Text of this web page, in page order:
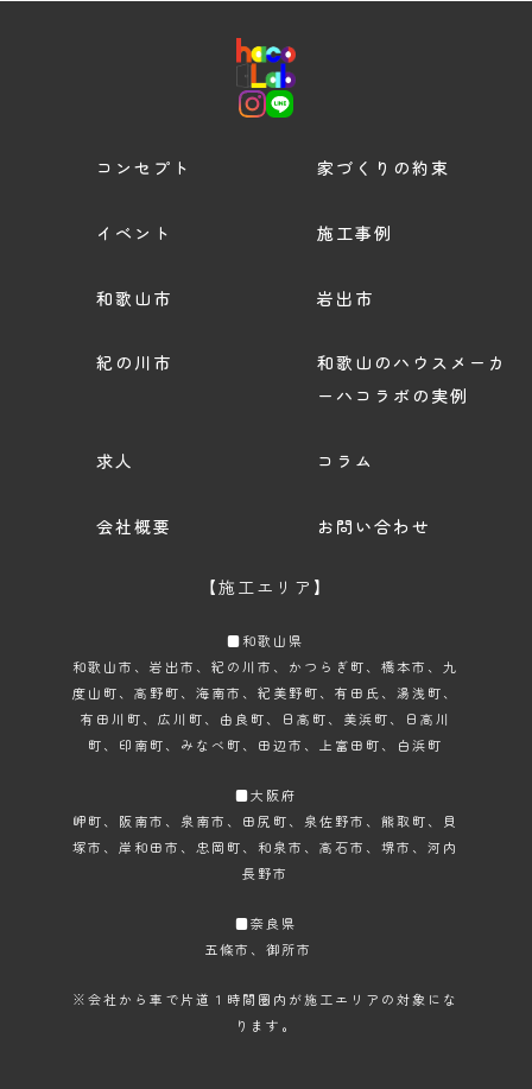
コンセプト 家づくりの約束
イベント 施工事例
和歌山市 岩出市
紀の川市
和歌山のハウスメーカ
ーハコラボの実例
求人 コラム
会社概要 お問い合わせ
【施工エリア】
■和歌山県
和歌山市 、岩出市、紀の川市、かつらぎ町、橋本市、九
度山町、高野町、海南市、紀美野町、有田氏、湯浅町、
有田川町、広川町、由良町、日高町、美浜町、日高川
町、印南町、みなべ町、田辺市、上富田町、白浜町
■大阪府
岬町、阪南市、泉南市、田尻町、泉佐野市、熊取町、貝
塚市、岸和田市、忠岡町、和泉市、高石市、堺市、河内
長野市
■奈良県
五條市、御所市
※会社から車で片道１時間圏内が施工エリアの対象にな
ります。